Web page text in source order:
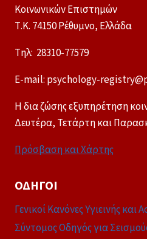
Κοινωνικών Επιστημών
Τ.Κ. 74150 Ρέθυμνο, Ελλάδα
Tηλ: 28310-77579
E-mail: psychology-
Η δια ζώσης εξυπηρέτηση
Δευτέρα, Τετάρτη και
Πρόσβαση και Χάρτης
ΟΔΗΓΟΊ
Γενικοί Κανόνες Υγιεινής και
Σύντομος Οδηγός για